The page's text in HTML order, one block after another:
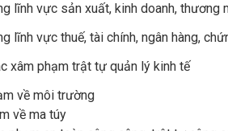
lĩnh vực sản xuất, kinh doanh, thương
lĩnh vực thuế, tài chính, ngân hàng,
xâm phạm trật tự quản lý kinh tế
về môi trường
về ma túy